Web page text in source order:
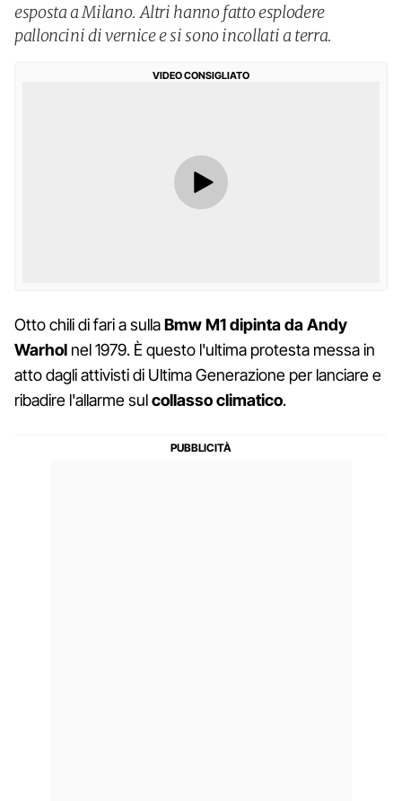
esposta a Milano. Altri hanno fatto esplodere
palloncini di vernice e si sono incollati a terra.
VIDEO CONSIGLIATO
Otto chili di fari a sullaBmw M1 dipinta da Andy
Warhol nel 1979. È questo l'ultima protesta messa in
atto dagli attivisti di Ultima Generazione per lanciare e
ribadire l'allarme sulcollasso climatico.